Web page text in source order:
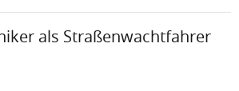
als Straßenwachtfahrer